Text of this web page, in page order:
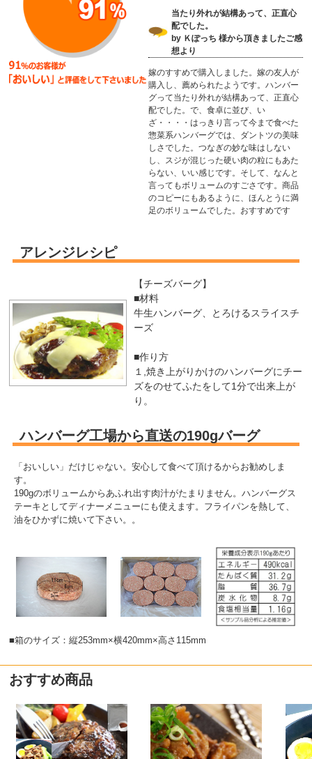
当たり外れが結構あって、正直心
配でした。
by Ｋぽっち 様から頂きましたご感
想より
嫁のすすめで購入しました。嫁の友人が
購入し、薦められたようです。ハンバー
グって当たり外れが結構あって、正直心
配でした。で、食卓に並び、い
ざ・・・・はっきり言って今まで食べた
惣菜系ハンバーグでは、ダントツの美味
しさでした。つなぎの妙な味はしない
し、スジが混じった硬い肉の粒にもあた
らない、いい感じです。そして、なんと
言ってもボリュームのすごさです。商品
のコピーにもあるように、ほんとうに満
足のボリュームでした。おすすめです
アレンジレシピ
【チーズバーグ】
■材料
牛生ハンバーグ、とろけるスライスチ
ーズ
■作り方
１,焼き上がりかけのハンバーグにチー
ズをのせてふたをして1分で出来上が
り。
ハンバーグ工場から直送の190gバーグ
「おいしい」だけじゃない。安心して食べて頂けるからお勧めしま
す。
190gのボリュームからあふれ出す肉汁がたまりません。ハンバーグス
テーキとしてディナーメニューにも使えます。フライパンを熱して、
油をひかずに焼いて下さい。。
■箱のサイズ：縦253mm×横420mm×高さ115mm
おすすめ商品